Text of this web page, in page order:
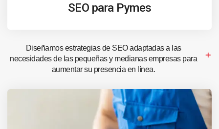
SEO para Pymes
Diseñamos estrategias de SEO adaptadas a las
necesidades de las pequeñas y medianas empresas para
aumentar su presencia en línea.